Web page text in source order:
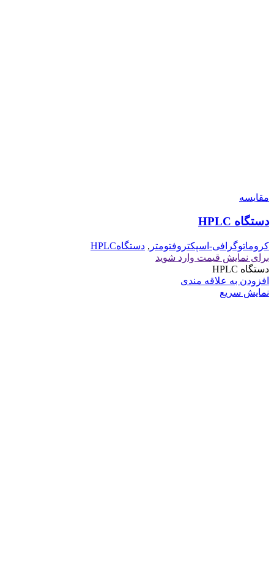
مقايسه
دستگاه HPLC
کروماتوگرافی-اسپکتروفتومتر , دستگاهHPLC
برای نمایش قیمت وارد شوید
دستگاه HPLC
افزودن به علاقه مندی
نمایش سریع